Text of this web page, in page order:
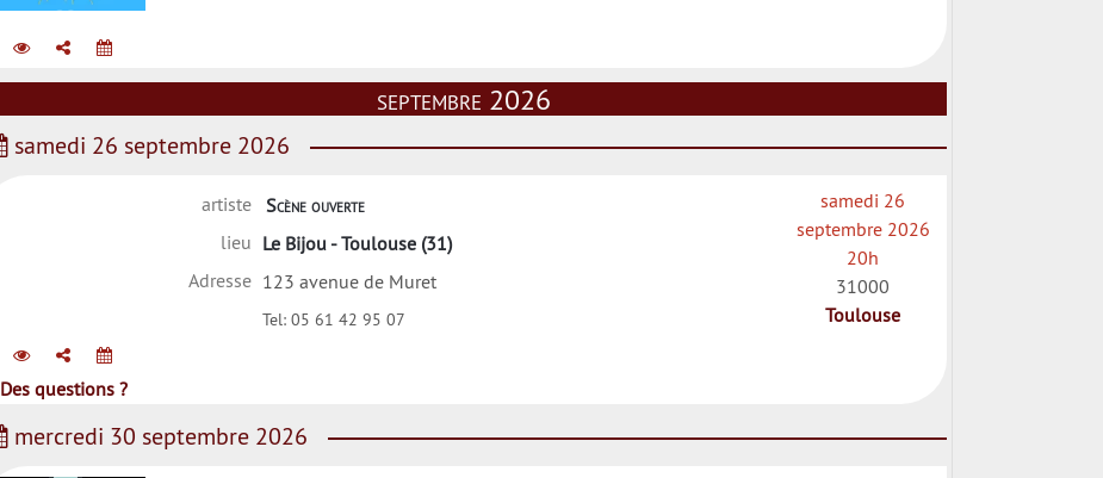
20
septembre 2026
samedi 26 septembre 2026
artiste
Scène ouverte
lieu Le Bijou - Toulouse (31)
Adresse 123 avenue de Muret
Tel:05 61 42 95 07
samedi 26
septembre 2026
20h
31000
Toulouse
Des questions ?
mercredi 30 septembre 2026